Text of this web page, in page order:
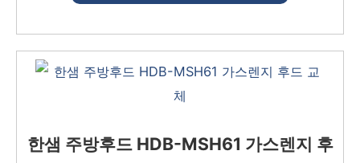
한샘 주방후드 HDB-MSH61 가스렌지 후